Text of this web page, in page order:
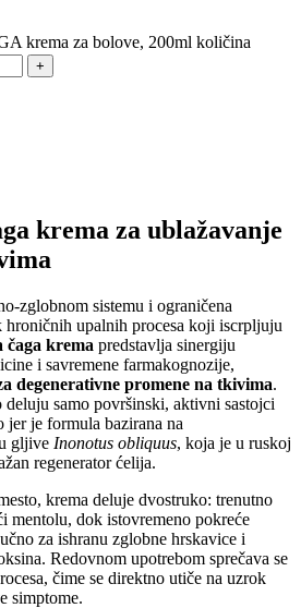
krema za bolove, 200ml količina
krema za ublažavanje
zglobnom sistemu i ograničena
hroničnih upalnih procesa koji iscrpljuju
čaga krema predstavlja sinergiju
i savremene farmakognozije,
degenerativne promene na tkivima.
samo površinski, aktivni sastojci
je formula bazirana na
gljive Inonotus obliquus, koja je u ruskoj
regenerator ćelija.
krema deluje dvostruko: trenutno
mentolu, dok istovremeno pokreće
za ishranu zglobne hrskavice i
Redovnom upotrebom sprečava se
čime se direktno utiče na uzrok
simptome.